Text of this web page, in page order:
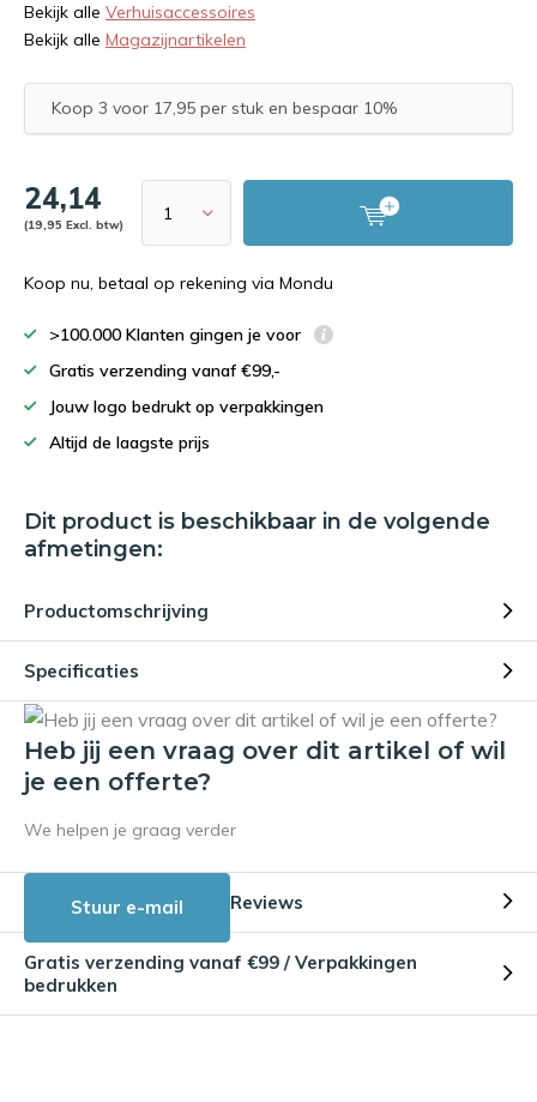
Bekijk alle Verhuisaccessoires
Bekijk alle Magazijnartikelen
Koop 3 voor 17,95 per stuk en bespaar 10%
24,14
(19,95 Excl. btw)
Koop nu, betaal op rekening via Mondu
>100.000 Klanten gingen je voor
Gratis verzending vanaf €99,-
Jouw logo bedrukt op verpakkingen
Altijd de laagste prijs
Dit product is beschikbaar in de volgende
afmetingen:
Productomschrijving
Specificaties
Heb jij een vraag over dit artikel of wil
je een offerte?
We helpen je graag verder
Stuur e-mail Reviews
Gratis verzending vanaf €99 / Verpakkingen
bedrukken